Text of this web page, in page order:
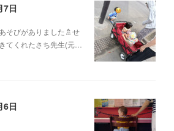
7日
そびがありました🚿せ
てくれたさち先生(元…
6日